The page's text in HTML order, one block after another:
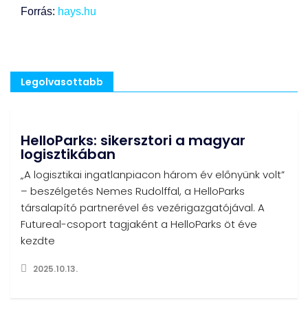
Forrás: hays.hu
Legolvasottabb
HelloParks: sikersztori a magyar
logisztikában
„A logisztikai ingatlanpiacon három év előnyünk volt”
– beszélgetés Nemes Rudolffal, a HelloParks
társalapító partnerével és vezérigazgatójával. A
Futureal-csoport tagjaként a HelloParks öt éve
kezdte
2025.10.13.